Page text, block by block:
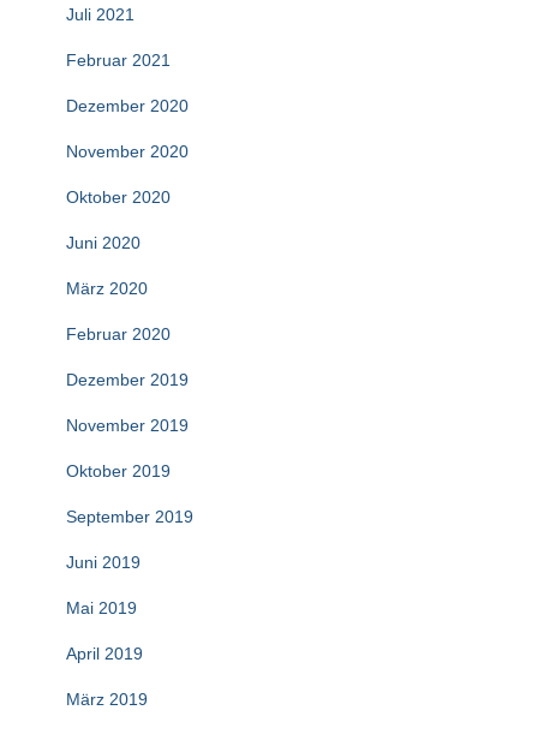
Juli 2021
Februar 2021
Dezember 2020
November 2020
Oktober 2020
Juni 2020
März 2020
Februar 2020
Dezember 2019
November 2019
Oktober 2019
September 2019
Juni 2019
Mai 2019
April 2019
März 2019